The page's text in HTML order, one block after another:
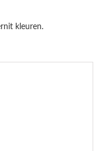
kleuren.